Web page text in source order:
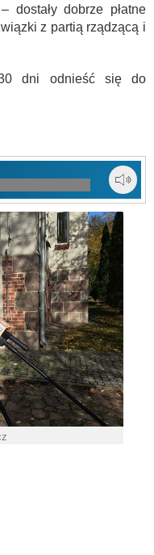
dostały dobrze płatne
z partią rządzącą i
dni odnieść się do